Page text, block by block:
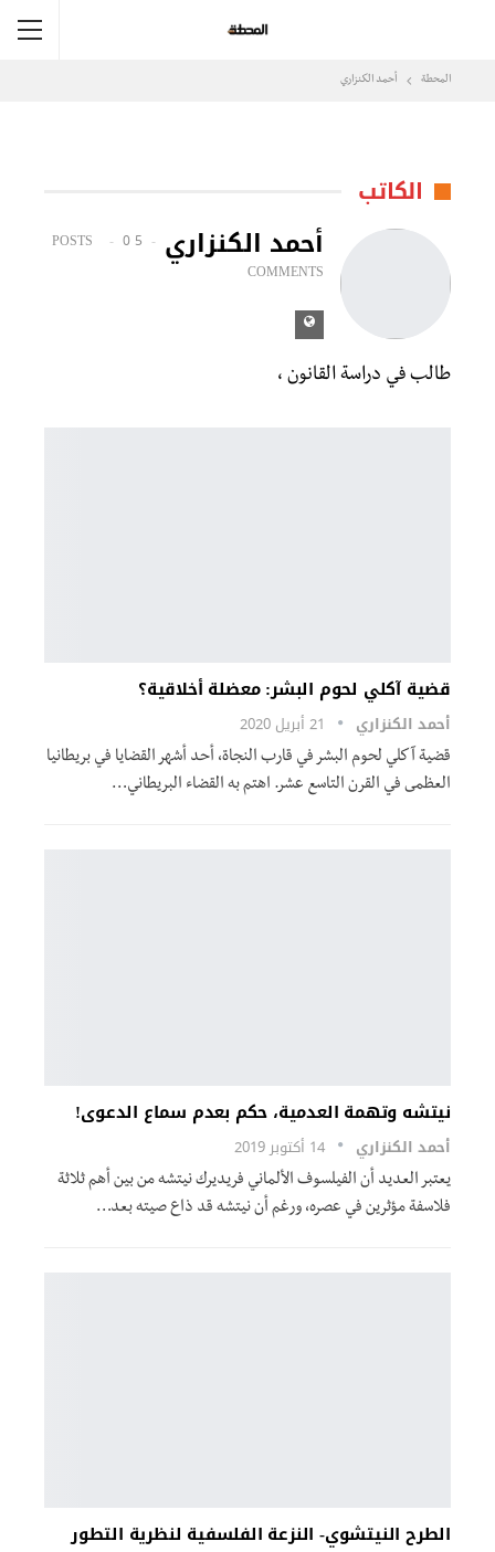
المحطة أحمد الكنزاري
الكاتب
أحمد الكنزاري 5 POSTS
0
COMMENTS
طالب في دراسة القانون ،
قضية آكلي لحوم البشر: معضلة أخلاقية؟
أحمد الكنزاري 21 أبريل 2020
قضية آكلي لحوم البشر في قارب النجاة، أحد أشهر القضايا في بريطانيا
العظمى في القرن التاسع عشر. اهتم به القضاء البريطاني…
نيتشه وتهمة العدمية، حكم بعدم سماع الدعوى!
أحمد الكنزاري 14 أكتوبر 2019
يعتبر العديد أن الفيلسوف الألماني فريديرك نيتشه من بين أهم ثلاثة
فلاسفة مؤثرين في عصره، ورغم أن نيتشه قد ذاع صيته بعد…
الطرح النيتشوي- النزعة الفلسفية لنظرية التطور